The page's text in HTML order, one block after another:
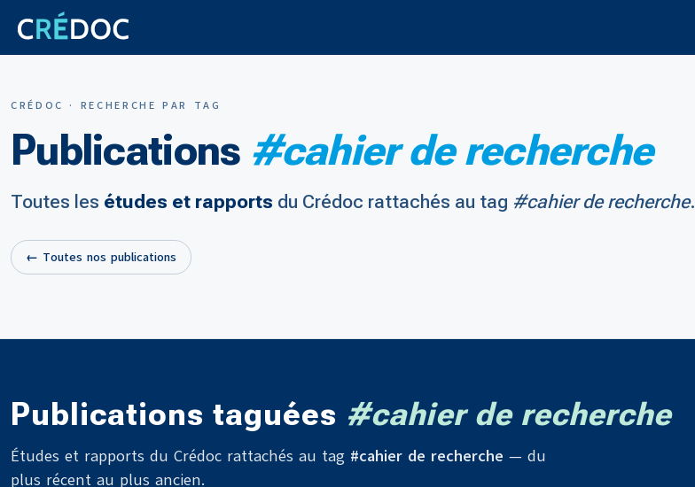
CRÉDOC · RECHERCHE PAR TAG
Publications #cahier de recherche
Toutes les études et rapports du Crédoc rattachés au tag #cahier de recherche.
← Toutes nos publications
Publications taguées #cahier de recherche
Études et rapports du Crédoc rattachés au tag #cahier de recherche — du
plus récent au plus ancien.